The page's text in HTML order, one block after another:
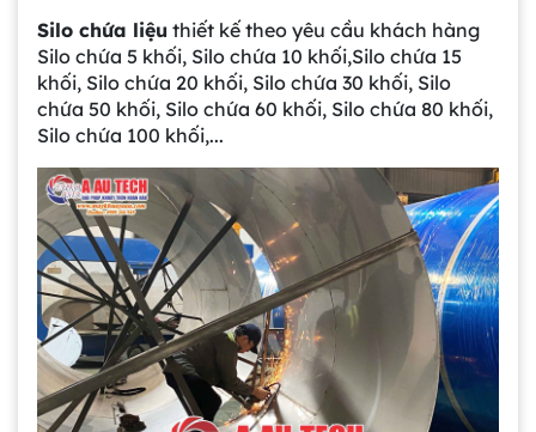
Silo chứa liệu thiết kế theo yêu cầu khách hàng
Silo chứa 5 khối, Silo chứa 10 khối,Silo chứa 15
khối, Silo chứa 20 khối, Silo chứa 30 khối, Silo
chứa 50 khối, Silo chứa 60 khối, Silo chứa 80 khối,
Silo chứa 100 khối,...